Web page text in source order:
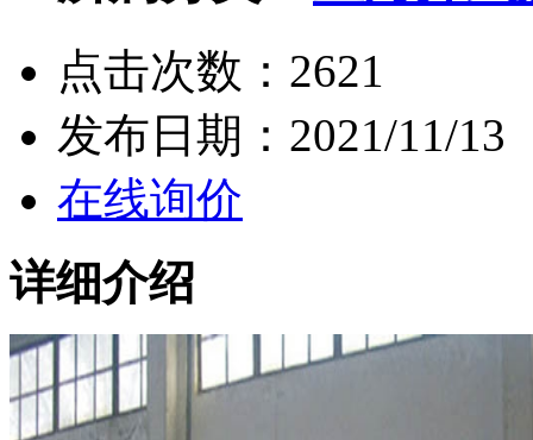
点击次数： 2621
发布日期： 2021/11/13
在线询价
详细介绍